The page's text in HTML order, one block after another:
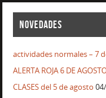
NOVEDADES
actividades normales – 7
ALERTA ROJA 6 DE
CLASES del 5 de agosto